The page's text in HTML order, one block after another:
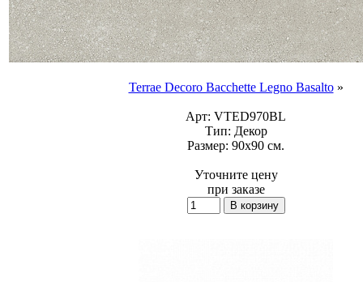
Terrae Decoro Bacchette Legno Basalto»
Арт: VTED970BL
Тип: Декор
Размер: 90x90 см.
Уточните цену
при заказе